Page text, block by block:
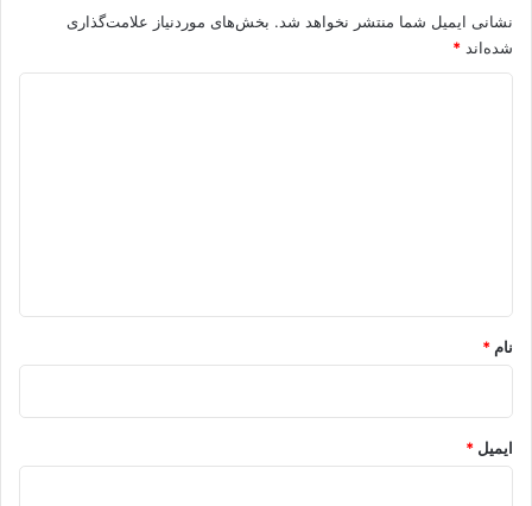
نشانی ایمیل شما منتشر نخواهد شد. بخش‌های موردنیاز علامت‌گذاری
شده‌اند *
نام *
ایمیل *